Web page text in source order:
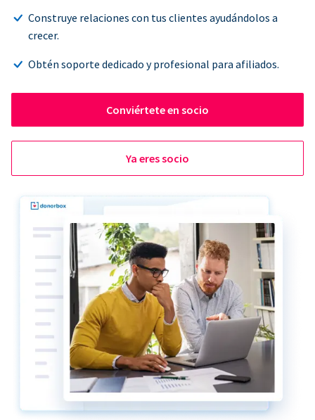
Construye relaciones con tus clientes ayudándolos a
crecer.
Obtén soporte dedicado y profesional para afiliados.
Conviértete en socio
Ya eres socio